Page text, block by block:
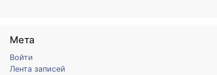
Мета
Войти
Лента записей